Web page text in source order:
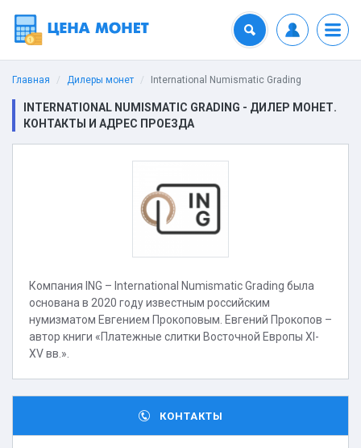
Главная Дилеры монет International Numismatic Grading
INTERNATIONAL NUMISMATIC GRADING - ДИЛЕР МОНЕТ.
КОНТАКТЫ И АДРЕС ПРОЕЗДА
Компания ING – International Numismatic Grading была
основана в 2020 году известным российским
нумизматом Евгением Прокоповым. Евгений Прокопов –
автор книги «Платежные слитки Восточной Европы XI-
XV вв.».
КОНТАКТЫ